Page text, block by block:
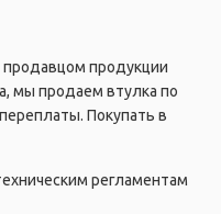
продукции
мы продаем втулка по
Покупать в
регламентам